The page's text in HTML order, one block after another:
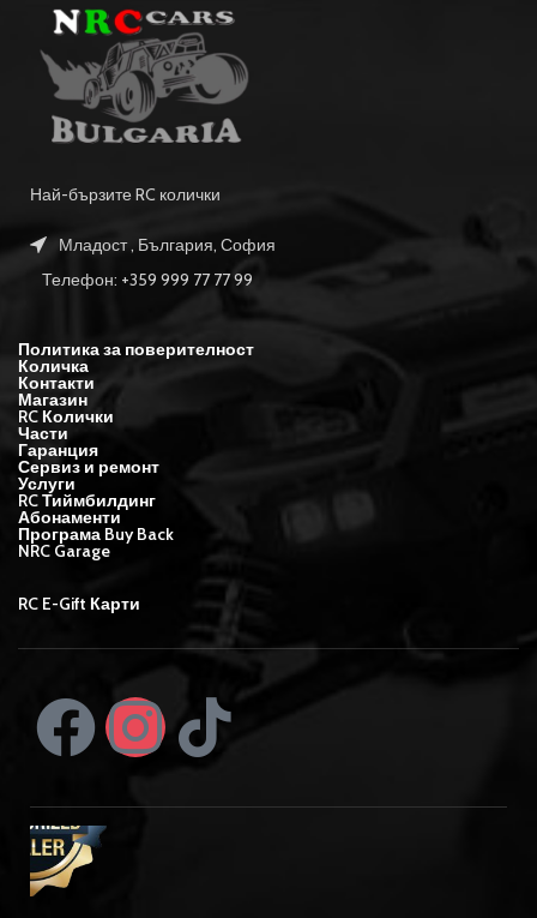
Най-бързите RC колички
Младост , България, София
Телефон: +359 999 77 77 99
Политика за поверителност
Количка
Контакти
Магазин
RC Колички
Части
Гаранция
Сервиз и ремонт
Услуги
RC Тиймбилдинг
Абонаменти
Програма Buy Back
NRC Garage
RC E-Gift Карти